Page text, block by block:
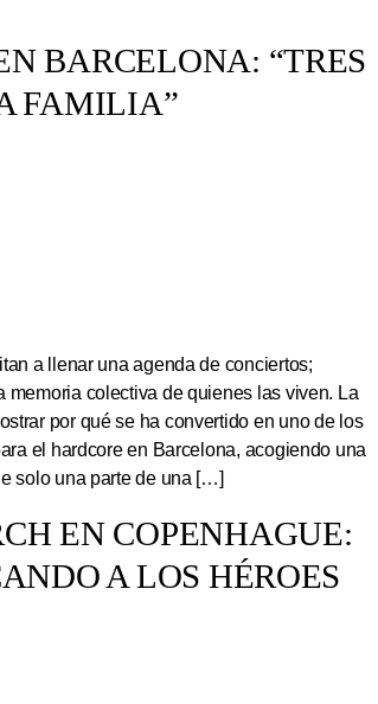
BARCELONA: “TRES
FAMILIA”
a llenar una agenda de conciertos;
memoria colectiva de quienes las viven. La
por qué se ha convertido en uno de los
el hardcore en Barcelona, acogiendo una
solo una parte de una […]
EN COPENHAGUE:
A LOS HÉROES